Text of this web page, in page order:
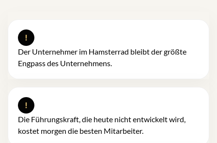
!
Der Unternehmer im Hamsterrad bleibt der größte
Engpass des Unternehmens.
!
Die Führungskraft, die heute nicht entwickelt wird,
kostet morgen die besten Mitarbeiter.